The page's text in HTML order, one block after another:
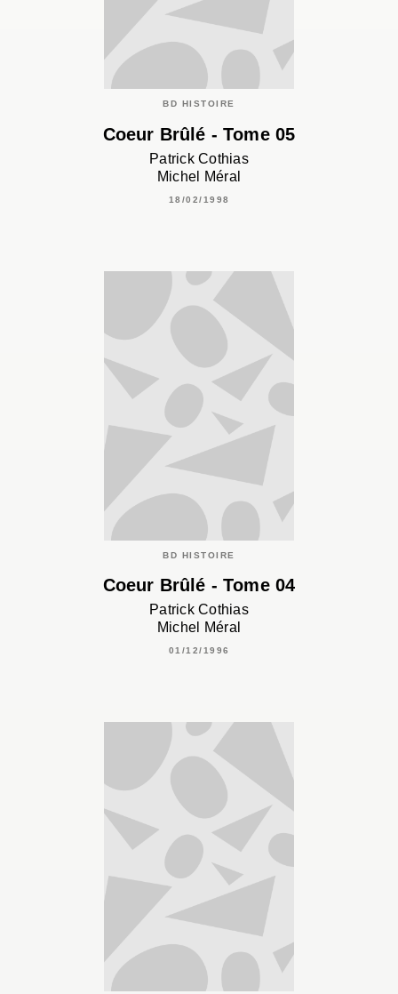
BD HISTOIRE
Coeur Brûlé - Tome 05
Patrick Cothias
Michel Méral
18/02/1998
BD HISTOIRE
Coeur Brûlé - Tome 04
Patrick Cothias
Michel Méral
01/12/1996